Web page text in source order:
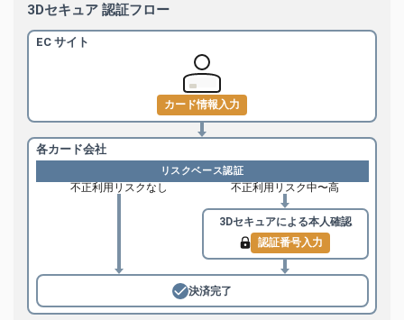
3Dセキュア 認証フロー
EC サイト
カード情報入力
各カード会社
リスクベース認証
不正利用リスクなし 不正利用リスク中〜高
3Dセキュアによる本人確認
認証番号入力
決済完了